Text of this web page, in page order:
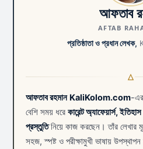
আফতাব
AFTAB
প্রতিষ্ঠাতা ও প্রধান লেখক,
আফতাব রহমান KaliKolom.com-এর
বেশি সময় ধরে কারেন্ট অ্যাফেয়ার্স,
প্রস্তুতিনিয়ে কাজ করছেন। তাঁর লেখার
সহজ, স্পষ্ট ও পরীক্ষামুখী ভাষায় উপস্থাপন